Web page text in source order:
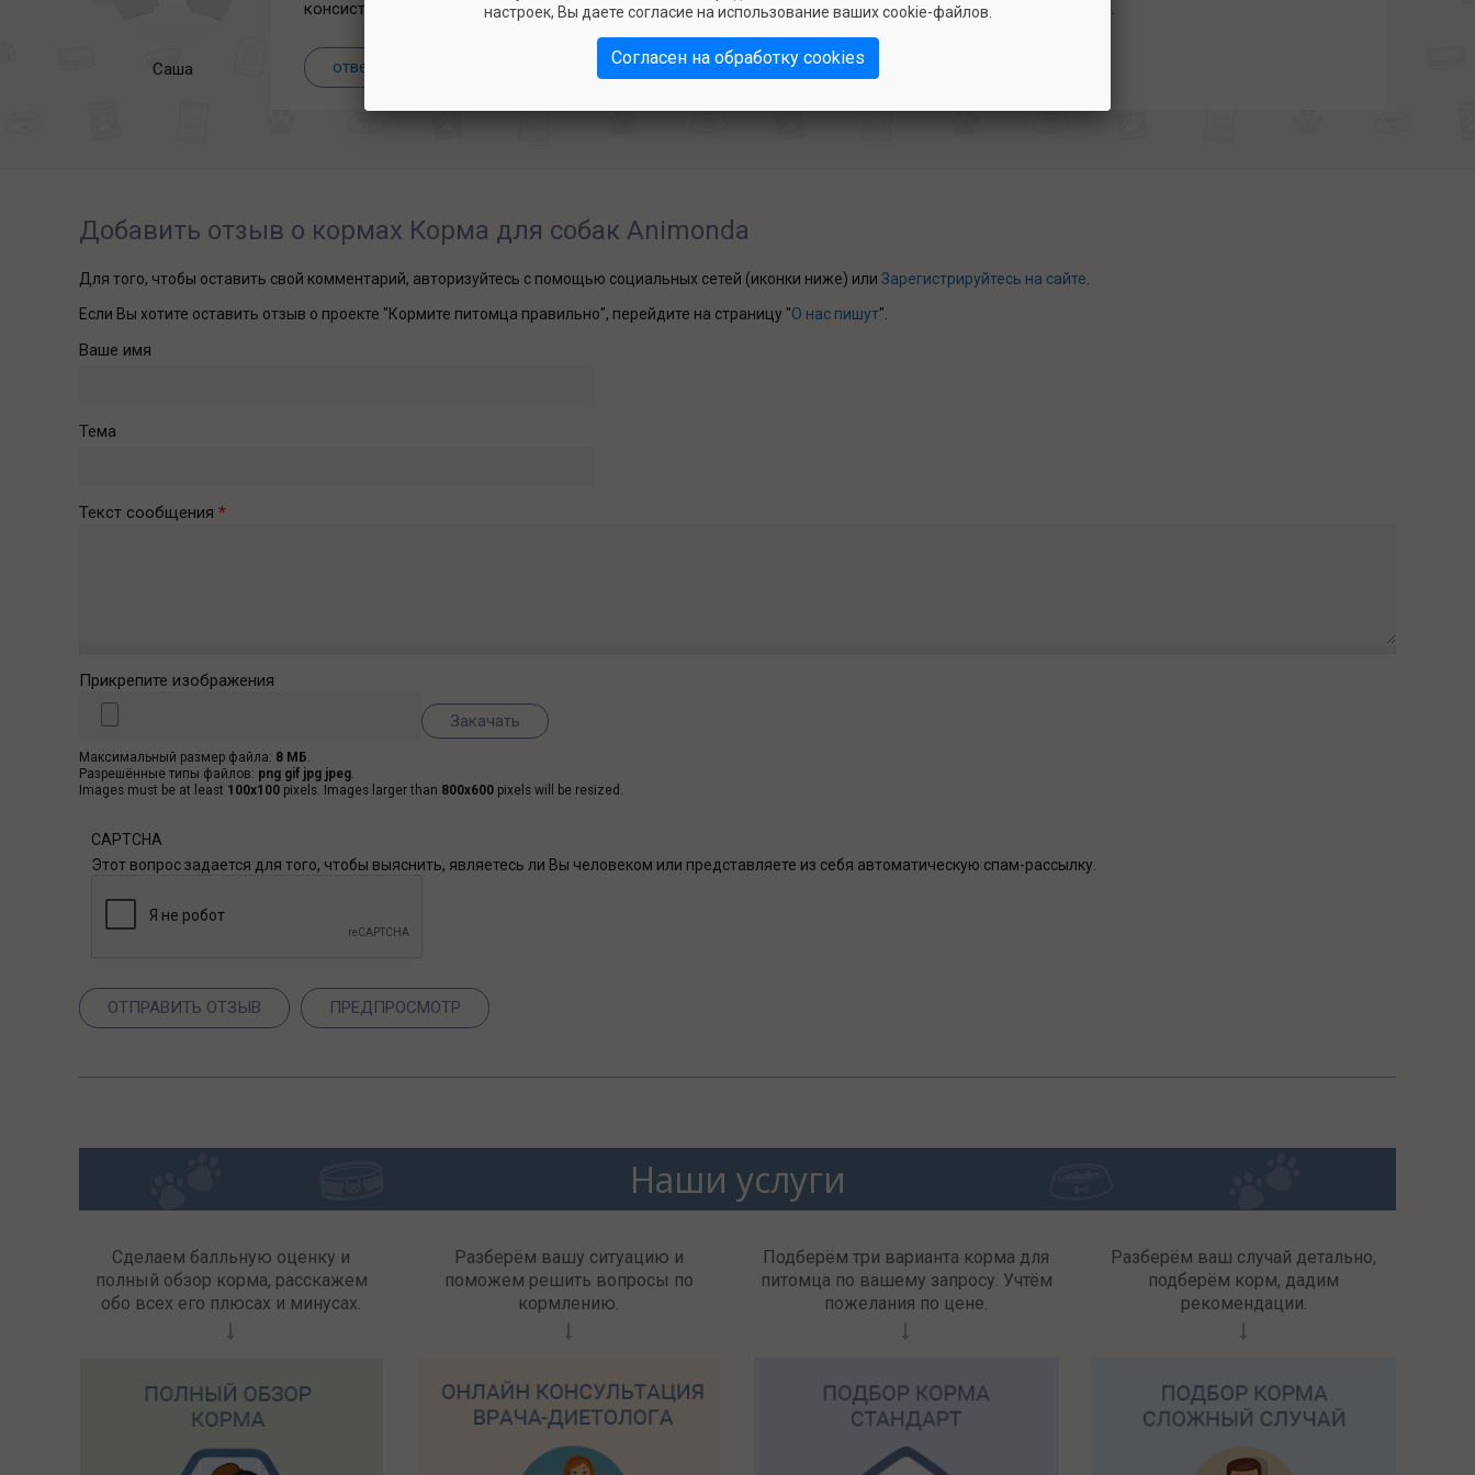
Саша
консистенция и аромат, собака кушает с удовольствием. Никаких проблем с пищеварением я не заметил.
ответить
Добавить отзыв о кормах Корма для собак Animonda
Для того, чтобы оставить свой комментарий, авторизуйтесь с помощью социальных сетей (иконки ниже) или Зарегистрируйтесь на сайте
Если Вы хотите оставить отзыв о проекте "Кормите питомца правильно", перейдите на страницу "О нас пишут".
Ваше имя
Тема
Текст сообщения *
Прикрепите изображения
Максимальный размер файла: 8 МБ.
Разрешённые типы файлов: png gif jpg jpeg.
Images must be at least 100x100 pixels. Images larger than 800x600 pixels will be resized.
CAPTCHA
Этот вопрос задается для того, чтобы выяснить, являетесь ли Вы человеком или представляете из себя автоматическую спам-рассылку.
Наши услуги
Сделаем балльную оценку и
полный обзор корма, расскажем
обо всех его плюсах и минусах.
Разберём вашу ситуацию и
поможем решить вопросы по
кормлению.
Подберём три варианта корма для
питомца по вашему запросу. Учтём
пожелания по цене.
Разберём ваш случай детально,
подберём корм, дадим
рекомендации.
настроек, Вы даете согласие на использование ваших cookie-файлов.
Согласен на обработку cookies